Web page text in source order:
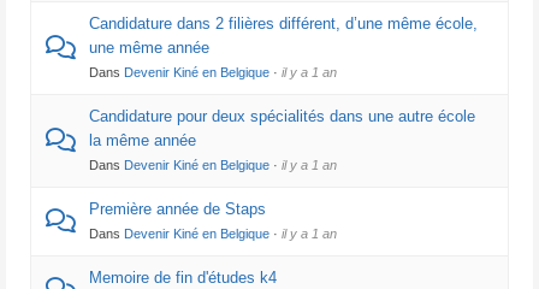
Candidature dans 2 filières différent, d’une même école,
une même année
Dans Devenir Kiné en Belgique · il y a 1 an
Candidature pour deux spécialités dans une autre école
la même année
Dans Devenir Kiné en Belgique · il y a 1 an
Première année de Staps
Dans Devenir Kiné en Belgique · il y a 1 an
Memoire de fin d'études k4